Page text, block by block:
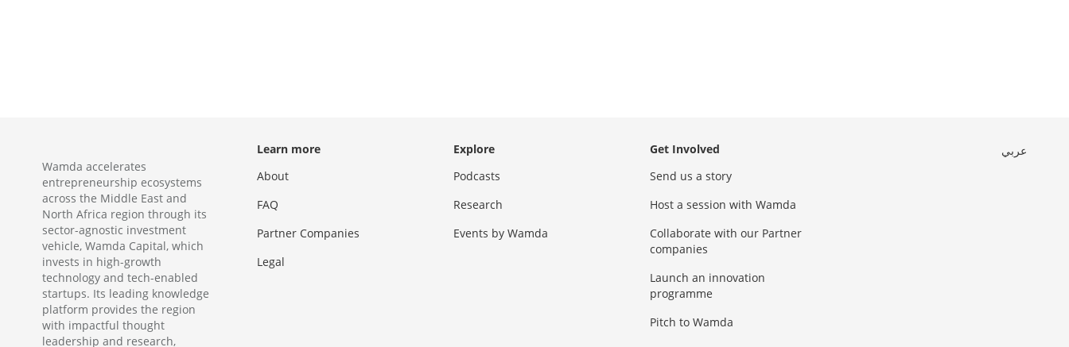
Wamda accelerates
entrepreneurship ecosystems
across the Middle East and
North Africa region through its
sector-agnostic investment
vehicle, Wamda Capital, which
invests in high-growth
technology and tech-enabled
startups. Its leading knowledge
platform provides the region
with impactful thought
leadership and research,
Learn more
About
FAQ
Partner Companies
Legal
Explore
Podcasts
Research
Events by Wamda
Get Involved
Send us a story
Host a session with Wamda
Collaborate with our Partner
companies
Launch an innovation
programme
Pitch to Wamda
عربي